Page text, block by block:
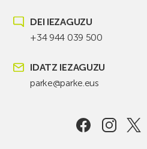
DEI IEZAGUZU
+34 944 039 500
IDATZ IEZAGUZU
parke@parke.eus